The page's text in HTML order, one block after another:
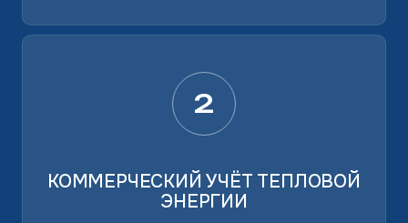
2
КОММЕРЧЕСКИЙ УЧЁТ ТЕПЛОВОЙ
ЭНЕРГИИ